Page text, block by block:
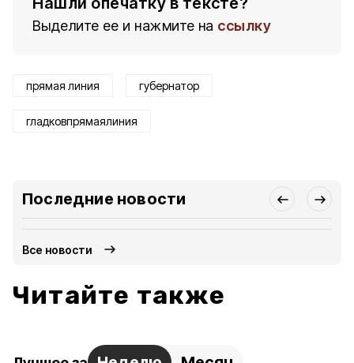
Выделите ее и нажмите на ссылку
прямая линия губернатор
гладковпрямаялиния
Последние новости
Все новости
Читайте также